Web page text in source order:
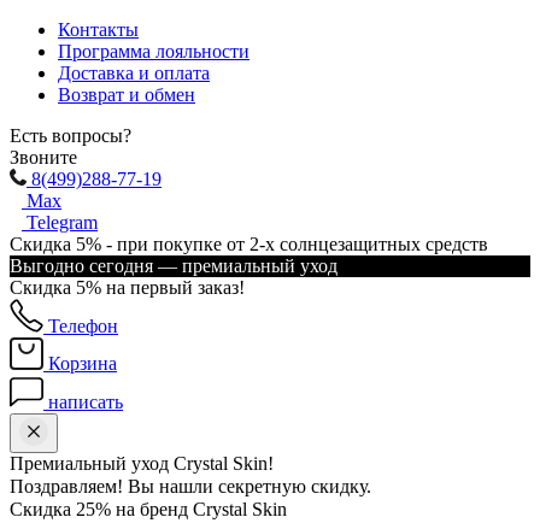
Контакты
Программа лояльности
Доставка и оплата
Возврат и обмен
Есть вопросы?
Звоните
8(499)288-77-19
Max
Telegram
Скидка 5% - при покупке от 2-х солнцезащитных средств
Выгодно сегодня — премиальный уход
Скидка 5% на первый заказ!
Телефон
Корзина
написать
Премиальный уход Crystal Skin!
Поздравляем! Вы нашли секретную скидку.
Скидка 25% на бренд Crystal Skin